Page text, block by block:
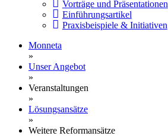
Vorträge und Präsentationen
Einführungsartikel
Praxisbeispiele & Initiativen
Monneta
»
Unser Angebot
»
Veranstaltungen
»
Lösungsansätze
»
Weitere Reformansätze